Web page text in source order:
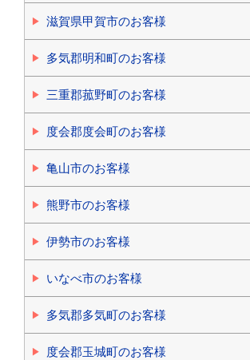
滋賀県甲賀市のお客様
多気郡明和町のお客様
三重郡菰野町のお客様
度会郡度会町のお客様
亀山市のお客様
熊野市のお客様
伊勢市のお客様
いなべ市のお客様
多気郡多気町のお客様
度会郡玉城町のお客様